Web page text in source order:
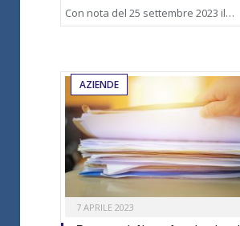
Con nota del 25 settembre 2023 il…
AZIENDE
7 APRILE 2023